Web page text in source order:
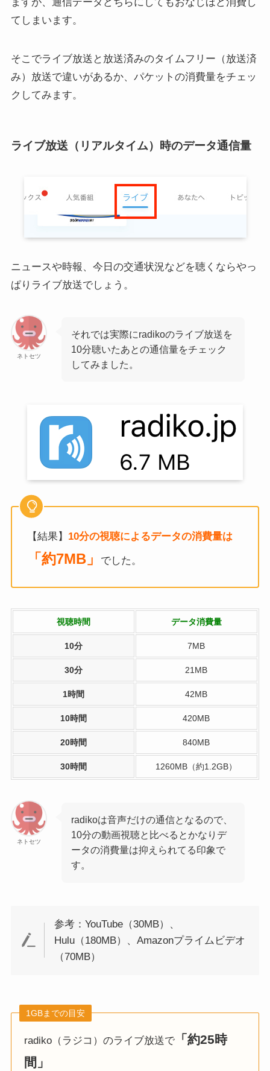
てしまいます。
そこでライブ放送と放送済みのタイムフリー（放送済
み）放送で違いがあるか、パケットの消費量をチェッ
クしてみます。
ライブ放送（リアルタイム）時のデータ通信量
ニュースや時報、今日の交通状況などを聴くならやっ
ぱりライブ放送でしょう。
ネトセツ
それでは実際にradikoのライブ放送を
10分聴いたあとの通信量をチェック
してみました。
【結果】 10分の視聴によるデータの消費量は
「約7MB」 でした。
視聴時間 データ消費量
10分 7MB
30分 21MB
1時間 42MB
10時間 420MB
20時間 840MB
30時間 1260MB（約1.2GB）
ネトセツ
radikoは音声だけの通信となるので、
10分の動画視聴と比べるとかなりデ
ータの消費量は抑えられてる印象で
す。
参考：YouTube（30MB）、
Hulu（180MB）、Amazonプライムビデオ
（70MB）
1GBまでの目安
radiko（ラジコ）のライブ放送で
「約25時
間」